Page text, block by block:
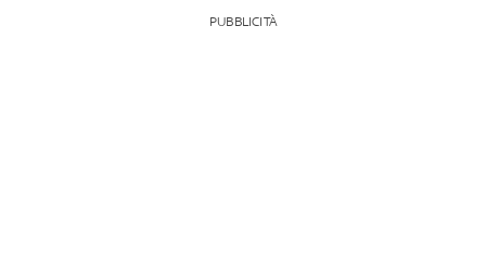
PUBBLICITÀ